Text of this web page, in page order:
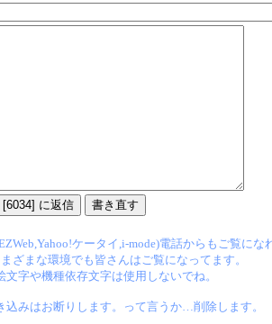
ケータイ,i-mode)電話からもご覧にな
ざまな環境でも皆さんはご覧になってます。
字や機種依存文字は使用しないでね。
みはお断りします。って言うか…削除します。